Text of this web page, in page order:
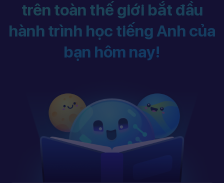
trên toàn thế giới bắt đầu
hành trình học tiếng Anh của
bạn hôm nay!